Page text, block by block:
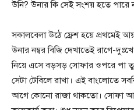
উনি? উনার কি সেই সংশয় হতে পারে
সকালবেলা উঠে ফ্রেশ হয়ে প্রথমেই
উনার নম্বর বিজি দেখাতেই রাগে-
নিয়ে এসে বড়সড় সোফার ওপরে পা
সেটা টেবিলে রাখা। এই বাংলোতে
আগে কোনো রাজা থাকতো। সোফা